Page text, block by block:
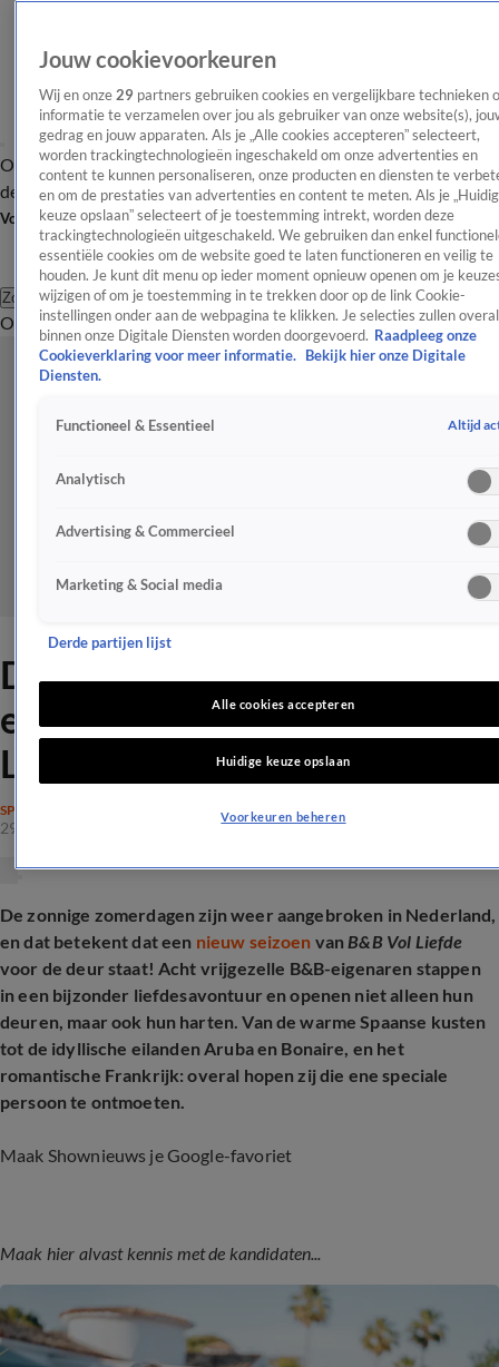
OverzichtAfleveringen Entertainment TV Algemeen
Tip
de redactieNieuwsbrief
Volg Shownieuws
Zoeken
OverzichtEntertainmentSpraakmakendRealityCrimeVideo's
Déze vrijgezelle B&B-
eigenaren gaan B&B Vol
Liefde-avontuur aan
SPRAAKMAKEND
29 juni 2026, 21:30
De zonnige zomerdagen zijn weer aangebroken in Nederland,
en dat betekent dat een nieuw seizoen vanB&B Vol Liefde
voor de deur staat! Acht vrijgezelle B&B-eigenaren stappen
in een bijzonder liefdesavontuur en openen niet alleen hun
deuren, maar ook hun harten. Van de warme Spaanse kusten
tot de idyllische eilanden Aruba en Bonaire, en het
romantische Frankrijk: overal hopen zij die ene speciale
persoon te ontmoeten.
Maak Shownieuws je Google-favoriet
Maak hier alvast kennis met de kandidaten...
Jouw cookievoorkeuren
Wij en onze 29 partners gebruiken cookies en vergelijkbare technieken
informatie te verzamelen over jou als gebruiker van onze website(s),
gedrag en jouw apparaten. Als je „Alle cookies accepteren” selecteert,
worden trackingtechnologieën ingeschakeld om onze advertenties en
content te kunnen personaliseren, onze producten en diensten te
en om de prestaties van advertenties en content te meten. Als je
keuze opslaan” selecteert of je toestemming intrekt, worden deze
trackingtechnologieën uitgeschakeld. We gebruiken dan enkel
essentiële cookies om de website goed te laten functioneren en veilig te
houden. Je kunt dit menu op ieder moment opnieuw openen om je
wijzigen of om je toestemming in te trekken door op de link Cookie-
instellingen onder aan de webpagina te klikken. Je selecties zullen overal
binnen onze Digitale Diensten worden doorgevoerd. Raadpleeg onze
Cookieverklaring voor meer informatie.
Bekijk hier onze Digitale
Diensten.
Functioneel & Essentieel Altijd
Analytisch
Advertising & Commercieel
Marketing & Social media
Derde partijen lijst
Alle cookies accepteren
Huidige keuze opslaan
Voorkeuren beheren